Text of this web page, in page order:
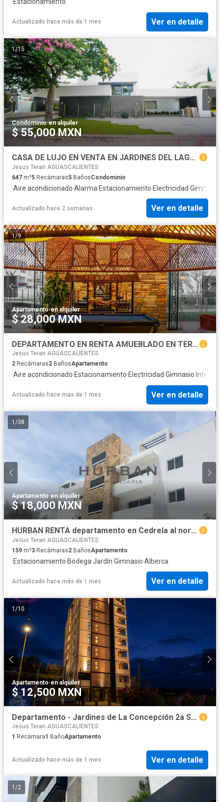
Actualizado hace más de 1 mes Ver en detalle
1/15
Condominio·en alquiler
$ 55,000 MXN
CASA DE LUJO EN VENTA EN JARDINES DEL LAGO, AGUASCALIENTES, CON ALBERCA Y TERRENO DE 1,130 M²
Jesus Teran AGUASCALIENTES
647 m²5 Recámaras5 BañosCondominio
·Aire acondicionado·Alarma·Estacionamiento·Electricidad·Gimnasio
Actualizado hace 2 semanas Ver en detalle
1 /9
Apartamento·en alquiler
$ 28,000 MXN
DEPARTAMENTO EN RENTA AMUEBLADO EN TERRANZA
Jesus Teran AGUASCALIENTES
2 Recámaras2 BañosApartamento
·Aire acondicionado·Estacionamiento·Electricidad·Gimnasio· Internet
Actualizado hace más de 1 mes Ver en detalle
1 /38
Apartamento·en alquiler
$ 18,000 MXN
HURBAN RENTA departamento en Cedrela al norte de la ciudad.
Jesus Teran AGUASCALIENTES
159 m²3 Recámaras2 BañosApartamento
·Estacionamiento·Bodega·Jardín·Gimnasio·Alberca
Actualizado hace más de 1 mes Ver en detalle
1 /10
Apartamento·en alquiler
$ 12,500 MXN
Departamento - Jardines de La Concepción 2a Sección
Jesus Teran AGUASCALIENTES
1 Recámara1 BañoApartamento
Actualizado hace más de 1 mes Ver en detalle
1 /2